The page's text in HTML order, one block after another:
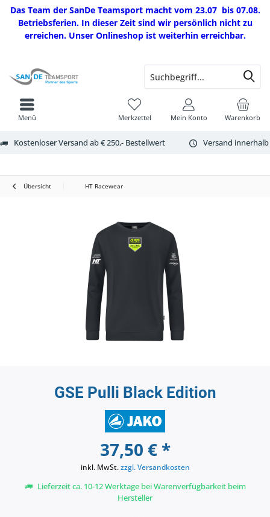
Das Team der SanDe Teamsport macht vom 23.07 bis 07.08.
Betriebsferien. In dieser Zeit sind wir persönlich nicht zu
erreichen. Unser Onlineshop ist weiterhin erreichbar.
Kostenloser Versand ab € 250,- Bestellwert Versand
Warenkorb
Merkzettel Mein Konto
Menü
Übersicht HT Racewear
GSE Pulli Black Edition
37,50 € *
inkl. MwSt.zzgl. Versandkosten
Lieferzeit ca. 10-12 Werktage bei Warenverfügbarkeit beim
Hersteller